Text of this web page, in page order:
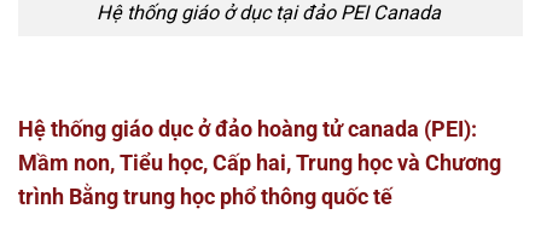
Hệ thống giáo ở dục tại đảo PEI Canada
Hệ thống giáo dục ở đảo hoàng tử canada (PEI):
Mầm non, Tiểu học, Cấp hai, Trung học và Chương
trình Bằng trung học phổ thông quốc tế